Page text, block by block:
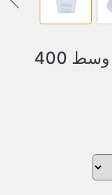
علبة تخزين بلاستيك مربعة وسط 400